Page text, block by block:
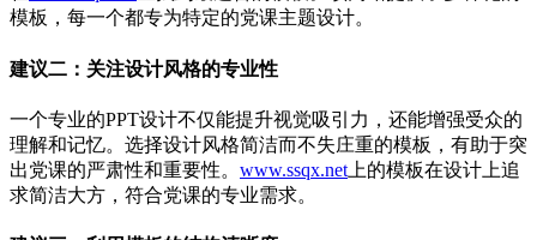
模板，每一个都专为特定的党课主题设计。
建议二：关注设计风格的专业性
一个专业的PPT设计不仅能提升视觉吸引力，还能增强受众的
理解和记忆。选择设计风格简洁而不失庄重的模板，有助于突
出党课的严肃性和重要性。 www.ssqx.net 上的模板在设计上追
求简洁大方，符合党课的专业需求。